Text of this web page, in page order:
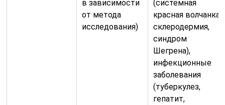
в зависимости
от метода
исследования)
(системная
красная волчанка,
склеродермия,
синдром
Шегрена),
инфекционные
заболевания
(туберкулез,
гепатит,